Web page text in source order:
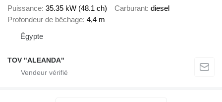
Puissance 35.35 kW (48.1 ch) Carburant diesel
Profondeur de bêchage 4,4 m
Égypte
TOV "ALEANDA"